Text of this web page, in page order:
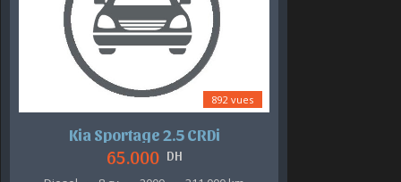
892 vues
Kia Sportage 2.5 CRDi
65.000 DH